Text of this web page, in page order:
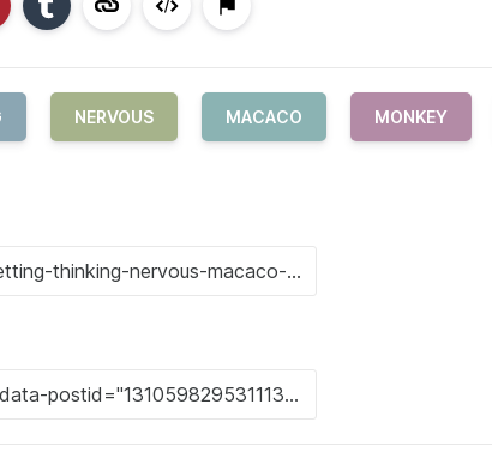
NERVOUS MACACO MONKEY